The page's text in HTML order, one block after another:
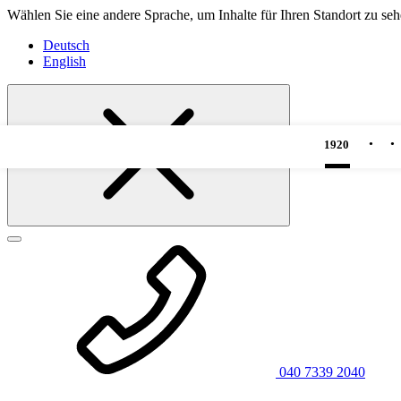
Wählen Sie eine andere Sprache, um Inhalte für Ihren Standort zu
Deutsch
English
040 7339 2040
1920